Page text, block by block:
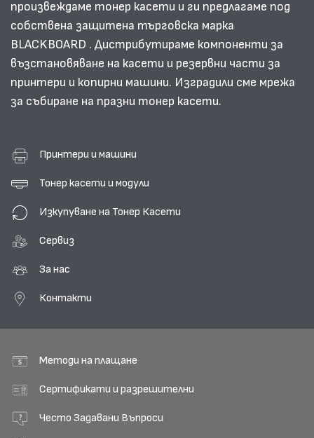
произвеждаме тонер касети и ги предлагаме под
собствена защитена търговска марка
BLACKBOARD . Дистрибутираме компоненти за
възстановяване на касети и резервни части за
принтери и копирни машини. Изградили сме мрежа
за събиране на празни тонер касети.
Принтери и машини
Тонер касети и модули
Изкупуване на Тонер Касети
Сервиз
За нас
Контакти
Методи на плащане
Сертификати и разрешителни
Често Задавани Въпроси